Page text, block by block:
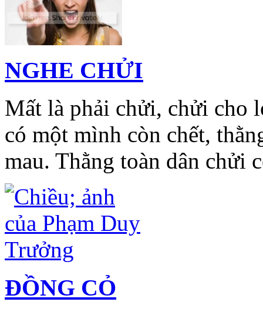
NGHE CHỬI
Mất là phải chửi, chửi cho
có một mình còn chết,
mau. Thằng toàn dân chửi
ĐỒNG CỎ